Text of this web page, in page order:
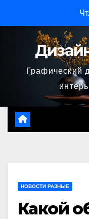
содержимому
Графический
НОВОСТИ РАЗНЫЕ
Какой